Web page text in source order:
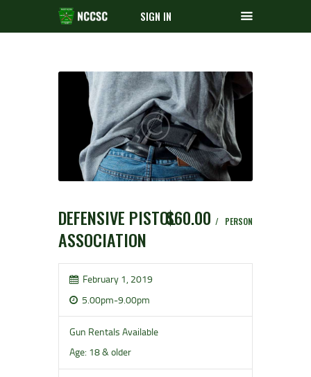
SIGN IN
DEFENSIVE PISTOL
ASSOCIATION
$60.00 PERSON
February 1, 2019
5.00pm-9.00pm
Gun Rentals Available
Age: 18 & older